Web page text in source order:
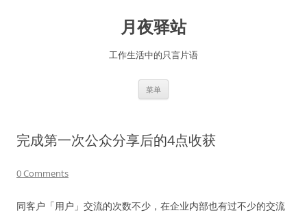
月夜驿站
工作生活中的只言片语
菜单
完成第一次公众分享后的4点收获
0 Comments
同客户「用户」交流的次数不少，在企业内部也有过不少的交流